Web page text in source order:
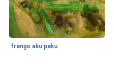
frango aku paku